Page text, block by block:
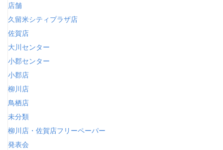
店舗
久留米シティプラザ店
佐賀店
大川センター
小郡センター
小郡店
柳川店
鳥栖店
未分類
柳川店・佐賀店フリーペーパー
発表会